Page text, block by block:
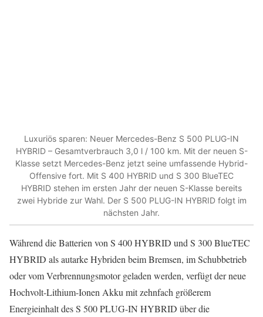
Luxuriös sparen: Neuer Mercedes-Benz S 500 PLUG-IN
HYBRID – Gesamtverbrauch 3,0 l / 100 km. Mit der neuen S-
Klasse setzt Mercedes-Benz jetzt seine umfassende Hybrid-
Offensive fort. Mit S 400 HYBRID und S 300 BlueTEC
HYBRID stehen im ersten Jahr der neuen S-Klasse bereits
zwei Hybride zur Wahl. Der S 500 PLUG-IN HYBRID folgt im
nächsten Jahr.
Während die Batterien von S 400 HYBRID und S 300 BlueTEC
HYBRID als autarke Hybriden beim Bremsen, im Schubbetrieb
oder vom Verbrennungsmotor geladen werden, verfügt der neue
Hochvolt-Lithium-Ionen Akku mit zehnfach größerem
Energieinhalt des S 500 PLUG-IN HYBRID über die